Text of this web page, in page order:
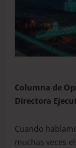
Columna de
Directora
Cuando
muchas veces